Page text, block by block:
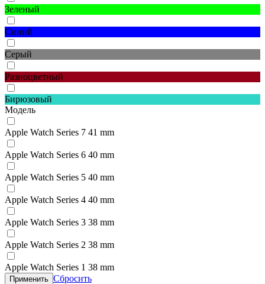
Зеленый
Синий
Серый
Разноцветный
Бирюзовый
Модель
Apple Watch Series 7 41 mm
Apple Watch Series 6 40 mm
Apple Watch Series 5 40 mm
Apple Watch Series 4 40 mm
Apple Watch Series 3 38 mm
Apple Watch Series 2 38 mm
Apple Watch Series 1 38 mm
Применить Сбросить